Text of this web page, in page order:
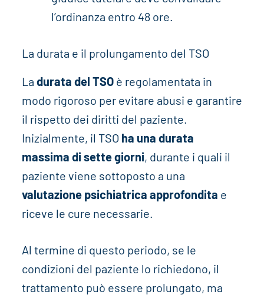
l’ordinanza entro 48 ore.
La durata e il prolungamento del TSO
La durata del TSOè regolamentata in
modo rigoroso per evitare abusi e garantire
il rispetto dei diritti del paziente.
Inizialmente, il TSO ha una durata
massima di sette giorni, durante i quali il
paziente viene sottoposto a una
valutazione psichiatrica approfondita e
riceve le cure necessarie.
Al termine di questo periodo, se le
condizioni del paziente lo richiedono, il
trattamento può essere prolungato, ma